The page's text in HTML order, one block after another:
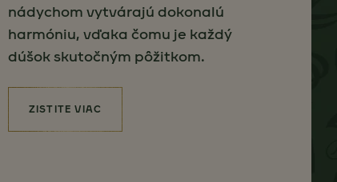
nádychom vytvárajú dokonalú
harmóniu, vďaka čomu je každý
dúšok skutočným pôžitkom.
ZISTITE VIAC